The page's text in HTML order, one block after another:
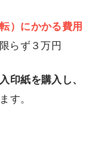
）にかかる費用
らず３万円
印紙を購入し、
す。